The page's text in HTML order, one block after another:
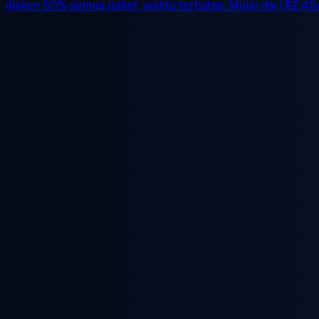
diskon 50% semua paket, waktu terbatas. Mulai dari